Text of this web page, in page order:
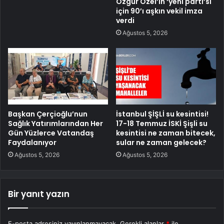
için 90’ı aşkın vekil imza
verdi
Ağustos 5, 2026
Başkan Çerçioğlu’nun
Sağlık Yatırımlarından Her
Gün Yüzlerce Vatandaş
Faydalanıyor
Ağustos 5, 2026
İstanbul ŞİŞLİ su kesintisi!
17-18 Temmuz İSKİ Şişli su
kesintisi ne zaman bitecek,
sular ne zaman gelecek?
Ağustos 5, 2026
Bir yanıt yazın